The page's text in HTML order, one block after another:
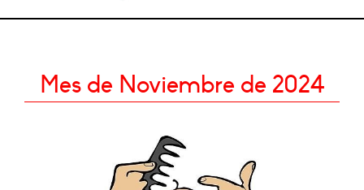
Mes de Noviembre de 2024